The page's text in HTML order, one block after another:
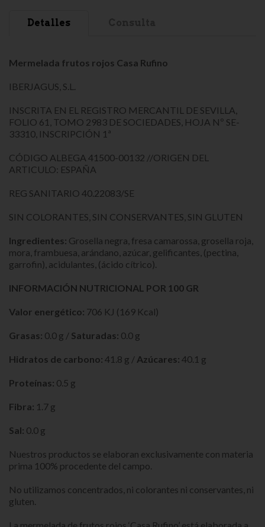
Detalles
Mermelada frutos rojos Casa Rufino
IBERJAGUS, S.L.
INSCRITA EN EL REGISTRO MERCANTIL DE SEVILLA,
FOLIO 61, TOMO 2983 DE SOCIEDADES, HOJA Nº SE-
33310, INSCRIPCIÓN 1ª
CÓDIGO ALBEGA 41500-00132 //ORIGEN DEL
ARTICULO: ESPAÑA
REG SANITARIO 40.22083/SE
SIN COLORANTES, SIN CONSERVANTES, SIN GLUTEN
Ingredientes: Grosella negra, fresa camarossa, grosella roja,
mora, frambuesa, arándano, azúcar, gelificantes, (pectina,
garrofin), acidulantes, (ácido cítrico).
INFORMACIÓN NUTRICIONAL POR 100 GR
Valor energético: 706 KJ (169 Kcal)
Grasas: 0.0 g / Saturadas: 0.0 g
Hidratos de carbono: 41.8 g / Azúcares: 40.1 g
Proteínas: 0.5 g
Fibra: 1.7 g
Sal: 0.0 g
Nuestros productos se elaboran exclusivamente con materia
prima 100% procedente del campo.
No utilizamos concentrados, ni colorantes ni conservantes, ni
gluten.